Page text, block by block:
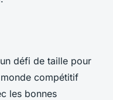
défi de taille pour
compétitif
les bonnes